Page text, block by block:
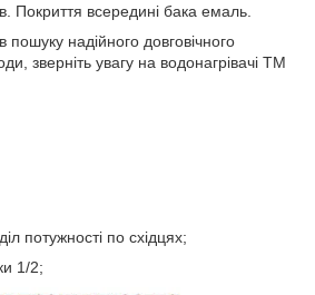
Покриття всередині бака емаль.
надійного довговічного
зверніть увагу на водонагрівачі ТМ
потужності по східцях;
1/2;